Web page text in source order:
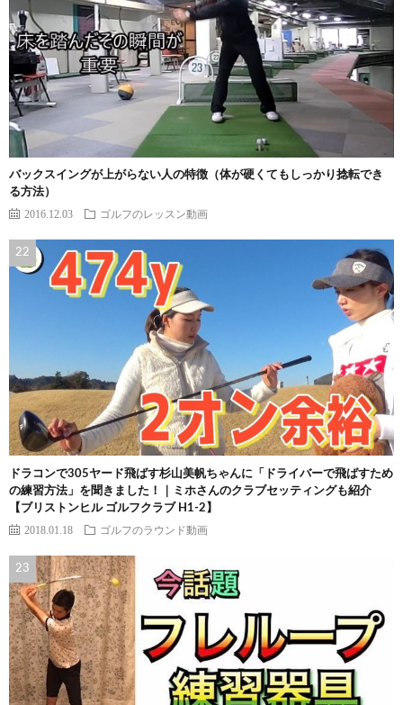
バックスイングが上がらない人の特徴（体が硬くてもしっかり捻転でき
る方法）
2016.12.03 ゴルフのレッスン動画
ドラコンで305ヤード飛ばす杉山美帆ちゃんに「ドライバーで飛ばすため
の練習方法」を聞きました！｜ミホさんのクラブセッティングも紹介
【ブリストンヒル ゴルフクラブ H1-2】
2018.01.18 ゴルフのラウンド動画